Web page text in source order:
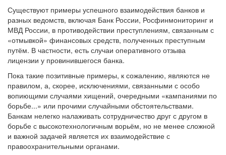
Существуют примеры успешного взаимодействия банков и
разных ведомств, включая Банк России, Росфинмониторинг и
МВД России, в противодействии преступлениям, связанным с
«отмывкой» финансовых средств, полученных преступным
путём. В частности, есть случаи оперативного отзыва
лицензии у провинившегося банка.
Пока такие позитивные примеры, к сожалению, являются не
правилом, а, скорее, исключениями, связанными с особо
вопиющими случаями хищений, очередными «кампаниями по
борьбе...» или прочими случайными обстоятельствами.
Банкам нелегко налаживать сотрудничество друг с другом в
борьбе с высокотехнологичным ворьём, но не менее сложной
и важной задачей является их взаимодействие с
правоохранительными органами.